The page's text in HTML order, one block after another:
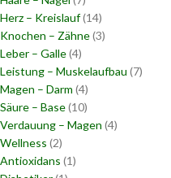
Herz – Kreislauf(14)
Knochen – Zähne(3)
Leber – Galle(4)
Leistung – Muskelaufbau (7)
Magen – Darm (4)
Säure – Base(10)
Verdauung – Magen (4)
Wellness (2)
Antioxidans (1)